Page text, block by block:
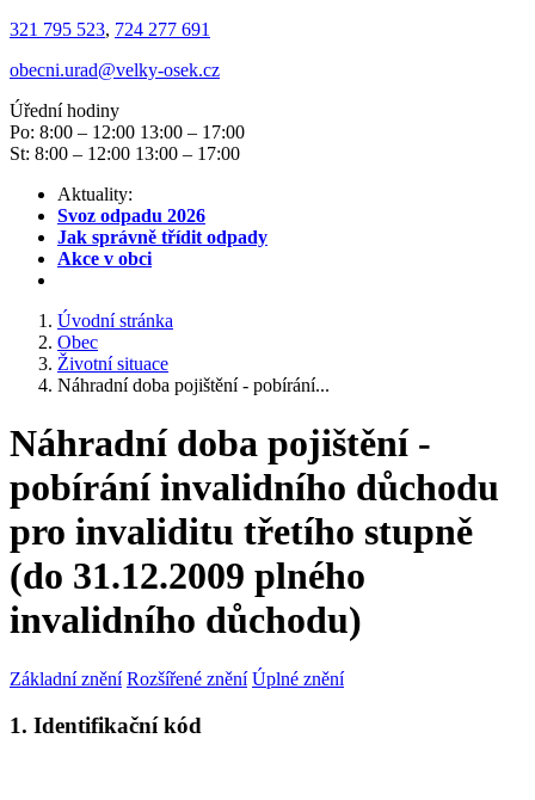
321 795 523, 724 277 691
obecni.urad@velky-osek.cz
Úřední hodiny
Po: 8:00 – 12:00 13:00 – 17:00
St: 8:00 – 12:00 13:00 – 17:00
Aktuality:
Svoz odpadu 2026
Jak správně třídit odpady
Akce v obci
Úvodní stránka
Obec
Životní situace
Náhradní doba pojištění - pobírání...
Náhradní doba pojištění -
pobírání invalidního důchodu
pro invaliditu třetího stupně
(do 31.12.2009 plného
invalidního důchodu)
Základní znění Rozšířené znění Úplné znění
1. Identifikační kód